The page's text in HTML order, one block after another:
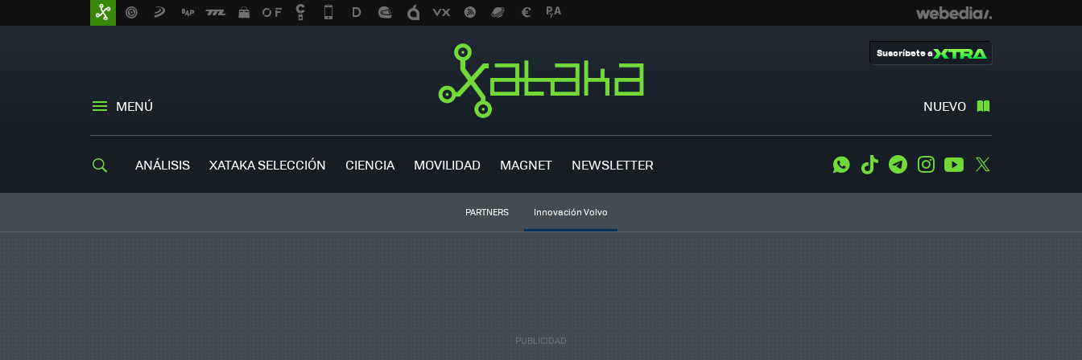
MENÚ NUEVO
Suscríbete a
ANÁLISIS XATAKA SELECCIÓN CIENCIA MOVILIDAD MAGNET NEWSLETTER WhatsApp
Tiktok TelegramInstagramYoutube
PARTNERS Innovación Volvo